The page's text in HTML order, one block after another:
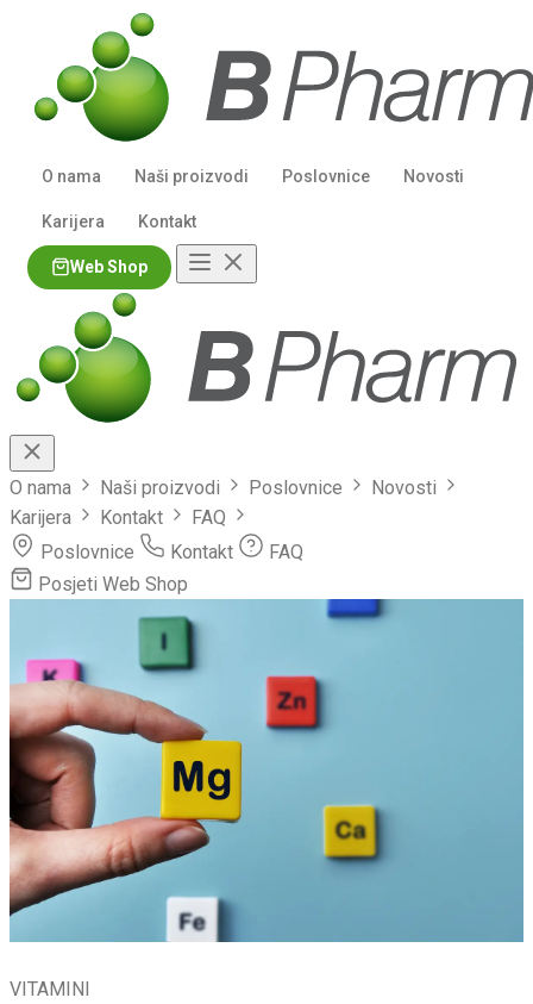
O nama Naši proizvodi Poslovnice Novosti
Karijera Kontakt
Web Shop
Kupuj!
O nama Naši proizvodi Poslovnice
Novosti
Karijera
Kontakt
FAQ
Poslovnice
Kontakt
FAQ
Posjeti Web Shop
VITAMINI